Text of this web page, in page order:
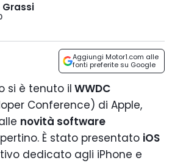
Grassi
Aggiungi Motor1.com alle
fonti preferite su Google
si è tenuto il WWDC
Conference) di Apple,
novità software
È stato presentato iOS
dedicato agli iPhone e